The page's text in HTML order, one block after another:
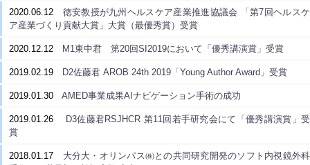
2020.06.12 徳安教授が九州ヘルスケア産業推進協議会 「第7回ヘルスケ
ア産業づくり貢献大賞」大賞（最優秀賞）受賞
2020.12.12 M1東中君 第20回SI2019において「優秀講演賞」受賞
2019.02.19 D2佐藤君 AROB 24th 2019「Young Author Award」受賞
2019.01.30 AMED事業成果AIナビゲーション手術の成功
2019.01.26
D3佐藤君RSJHCR 第11回若手研究会にて「優秀講演賞」受
賞
2018.01.17 大分大・オリンパス㈱との共同研究開発のソフト内視鏡外科